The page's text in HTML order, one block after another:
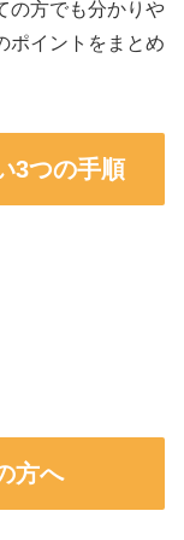
の方でも分かりや
ポイントをまとめ
3つの手順
方へ